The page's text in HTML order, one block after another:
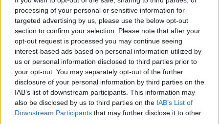
processing of your personal or sensitive information for
targeted advertising by us, please use the below opt-out
section to confirm your selection. Please note that after your
opt-out request is processed you may continue seeing
interest-based ads based on personal information utilized by
us or personal information disclosed to third parties prior to
your opt-out. You may separately opt-out of the further
disclosure of your personal information by third parties on the
IAB’s list of downstream participants. This information may
also be disclosed by us to third parties on the IAB’s List of
Downstream Participants that may further disclose it to other
ΚΟΣΜΟΣ
Οριακή κάμψη του πληθωρισμού
στην Τουρκία
Συνεχίζεται η υποχώρηση της
Τουρκικής λίρας έναντι του Ευρώ
ΕΛΛΑΔΑ
Δεύτερη εμπλοκή κάβου στο